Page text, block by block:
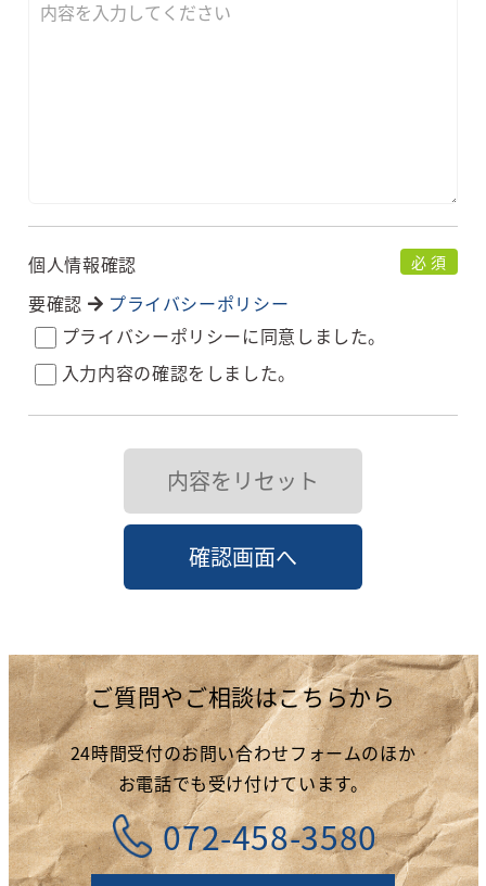
個人情報確認 必 須
要確認
プライバシーポリシー
プライバシーポリシーに同意しました。
入力内容の確認をしました。
内容をリセット
確認画面へ
ご質問やご相談はこちらから
24時間受付のお問い合わせフォームのほか
お電話でも受け付けています。
072-458-3580